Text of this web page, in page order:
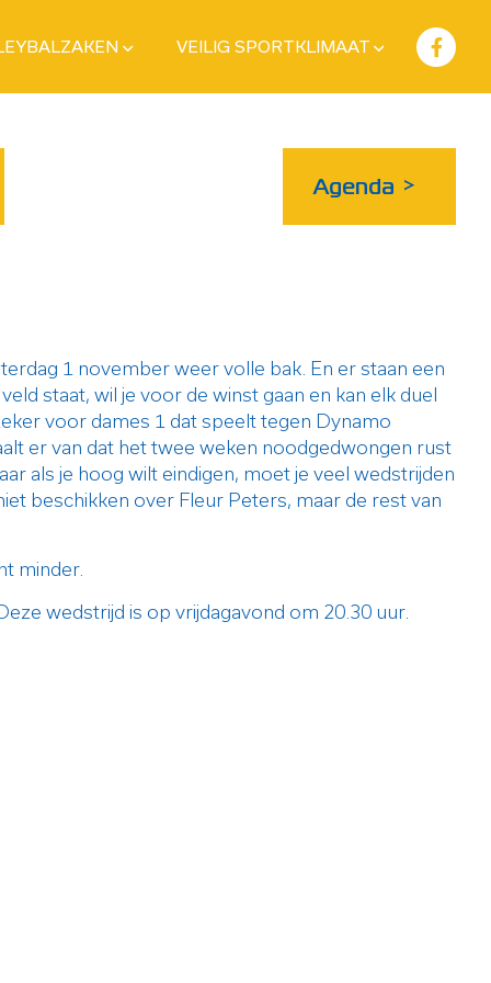
VEILIG SPORTKLIMAAT
Agenda >
1 november weer volle bak. En er staan een
staat, wil je voor de winst gaan en kan elk duel
voor dames 1 dat speelt tegen Dynamo
er van dat het twee weken noodgedwongen rust
als je hoog wilt eindigen, moet je veel wedstrijden
beschikken over Fleur Peters, maar de rest van
minder.
wedstrijd is op vrijdagavond om 20.30 uur.